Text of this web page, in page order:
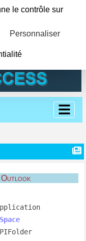
Outlook
le contrôle sur
Personnaliser